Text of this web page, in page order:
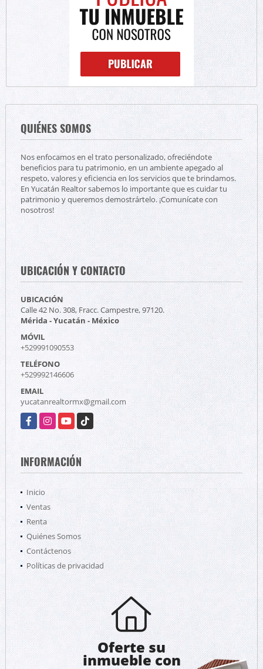
QUIÉNES SOMOS
Nos enfocamos en el trato personalizado, ofreciéndote
beneficios para tu patrimonio, en un ambiente apegado al
respeto, valores y eficiencia en los servicios que te brindamos.
En Yucatán Realtor sabemos lo importante que es cuidar tu
patrimonio y queremos demostrártelo. ¡Comunícate con
nosotros!
UBICACIÓN Y CONTACTO
UBICACIÓN
Calle 42 No. 308, Fracc. Campestre, 97120.
Mérida - Yucatán - México
MÓVIL
+529991090553
TELÉFONO
+529992146606
EMAIL
yucatanrealtormx@gmail.com
FacebookInstagramYouTubeTikTok
INFORMACIÓN
Inicio
Ventas
Renta
Quiénes Somos
Contáctenos
Políticas de privacidad
Oferte su
inmueble con